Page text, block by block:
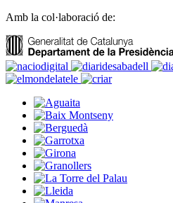
Amb la col·laboració de: